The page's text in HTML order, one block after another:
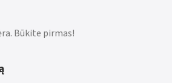
Būkite pirmas!